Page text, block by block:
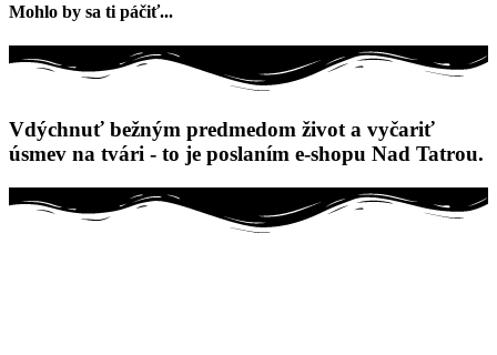
Mohlo by sa ti páčiť...
Vdýchnuť bežným predmedom život a vyčariť
úsmev na tvári - to je poslaním e-shopu Nad Tatrou.